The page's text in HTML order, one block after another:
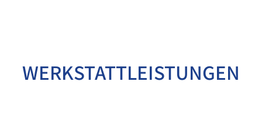
WERKSTATT­LEISTUNGEN